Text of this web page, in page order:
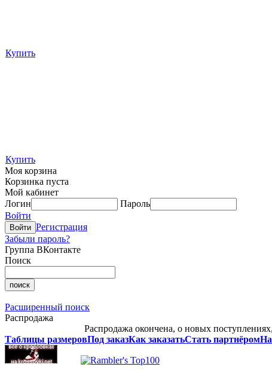
Купить
Купить
Моя корзина
Корзинка пуста
Мой кабинет
Логин
Пароль
Войти
Регистрация
Забыли пароль?
Группа ВКонтакте
Поиск
Расширенный поиск
Распродажа
Распродажа окончена, о новых
Таблицы размеровПод заказКак заказатьСтать партнёром